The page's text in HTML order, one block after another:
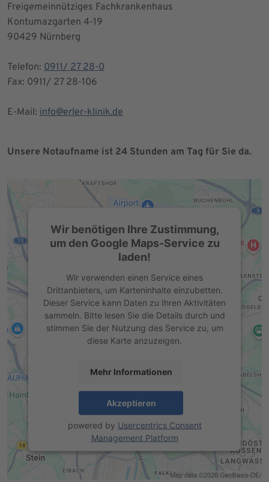
Freigemeinnütziges Fachkrankenhaus
Kontumazgarten 4-19
90429 Nürnberg
Telefon: 0911/ 27 28-0
Fax: 0911/ 27 28-106
E-Mail: info@erler-klinik.de
Unsere Notaufname ist 24 Stunden am Tag für Sie da.
Wir benötigen Ihre Zustimmung,
um den Google Maps-Service zu
laden!
Wir verwenden einen Service eines
Drittanbieters, um Karteninhalte einzubetten.
Dieser Service kann Daten zu Ihren Aktivitäten
sammeln. Bitte lesen Sie die Details durch und
stimmen Sie der Nutzung des Service zu, um
diese Karte anzuzeigen.
Mehr Informationen
Akzeptieren
powered by Usercentrics Consent
Management Platform